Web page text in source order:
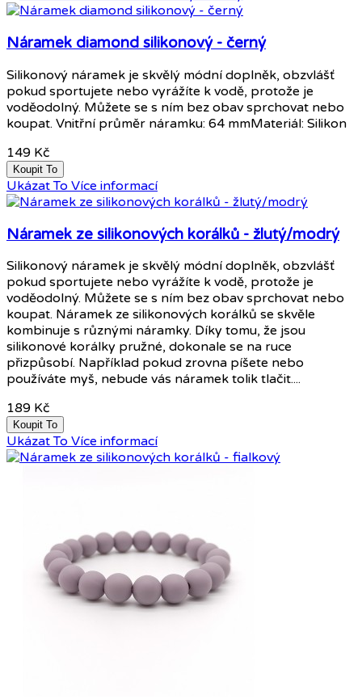
Náramek diamond silikonový - černý
Silikonový náramek je skvělý módní doplněk, obzvlášť
pokud sportujete nebo vyrážíte k vodě, protože je
voděodolný. Můžete se s ním bez obav sprchovat nebo
koupat. Vnitřní průměr náramku: 64 mmMateriál: Silikon
149 Kč
Koupit To
Ukázat To Více informací
Náramek ze silikonových korálků - žlutý/modrý
Silikonový náramek je skvělý módní doplněk, obzvlášť
pokud sportujete nebo vyrážíte k vodě, protože je
voděodolný. Můžete se s ním bez obav sprchovat nebo
koupat. Náramek ze silikonových korálků se skvěle
kombinuje s různými náramky. Díky tomu, že jsou
silikonové korálky pružné, dokonale se na ruce
přizpůsobí. Například pokud zrovna píšete nebo
používáte myš, nebude vás náramek tolik tlačit....
189 Kč
Koupit To
Ukázat To Více informací